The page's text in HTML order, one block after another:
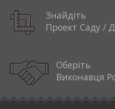
Знайдіть
Проект Саду /
Оберіть
Виконавця